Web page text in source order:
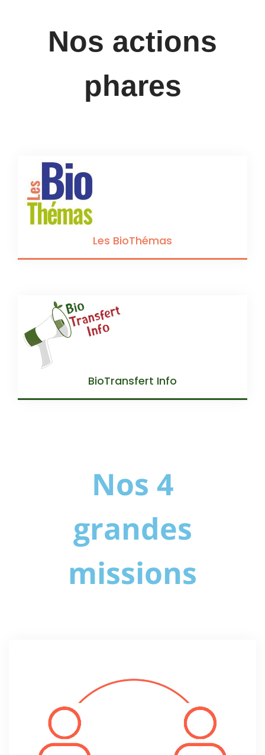
Nos actions
phares
Les BioThémas
BioTransfert Info
Nos 4
grandes
missions